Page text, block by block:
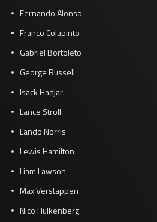
Fernando Alonso
Franco Colapinto
Gabriel Bortoleto
George Russell
Isack Hadjar
Lance Stroll
Lando Norris
Lewis Hamilton
Liam Lawson
Max Verstappen
Nico Hülkenberg